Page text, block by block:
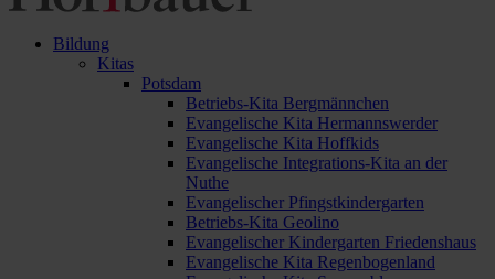
Bildung
Kitas
Potsdam
Betriebs-Kita Bergmännchen
Evangelische Kita Hermannswerder
Evangelische Kita Hoffkids
Evangelische Integrations-Kita an der
Nuthe
Evangelischer Pfingstkindergarten
Betriebs-Kita Geolino
Evangelischer Kindergarten Friedenshaus
Evangelische Kita Regenbogenland